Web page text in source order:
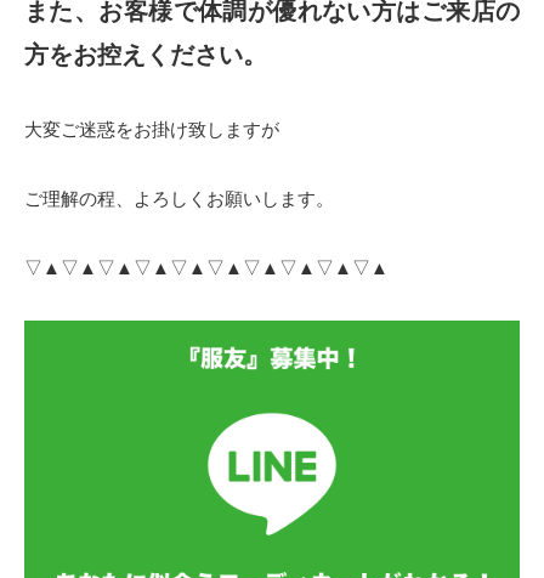
また、お客様で体調が優れない方はご来店の
方をお控えください。
大変ご迷惑をお掛け致しますが
ご理解の程、よろしくお願いします。
▽▲▽▲▽▲▽▲▽▲▽▲▽▲▽▲▽▲▽▲